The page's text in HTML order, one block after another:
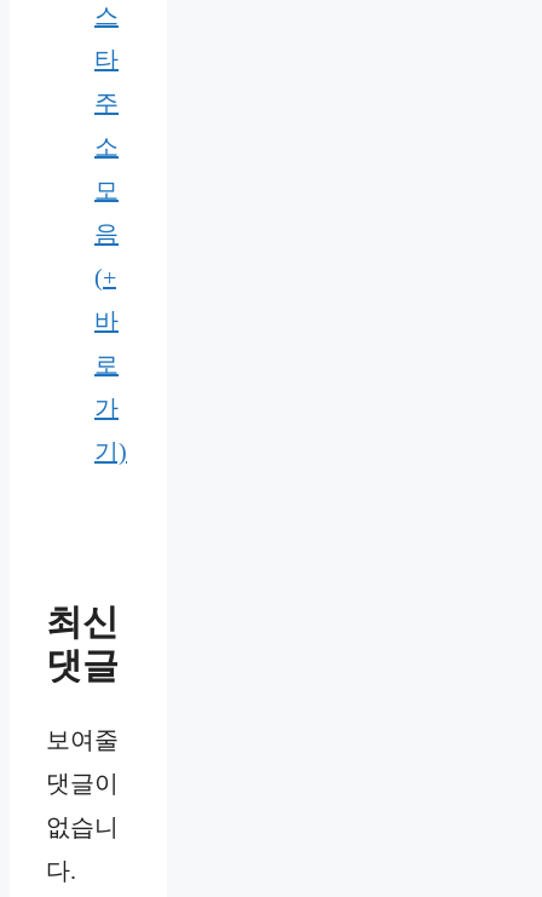
스
타
주
소
모
음
(+
바
로
가
기)
최신
댓글
보여줄
댓글이
없습니
다.